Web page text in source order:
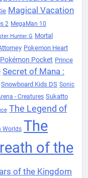
Magical Vacation
2 MegaMan 10
Hunter G Mortal
Pokemon Heart
Pokémon Pocket Prince
Secret of Mana :
Snowboard Kids DS Sonic
- Creatures Sukatto
The Legend of
Worlds The
of the
of the Kingdom